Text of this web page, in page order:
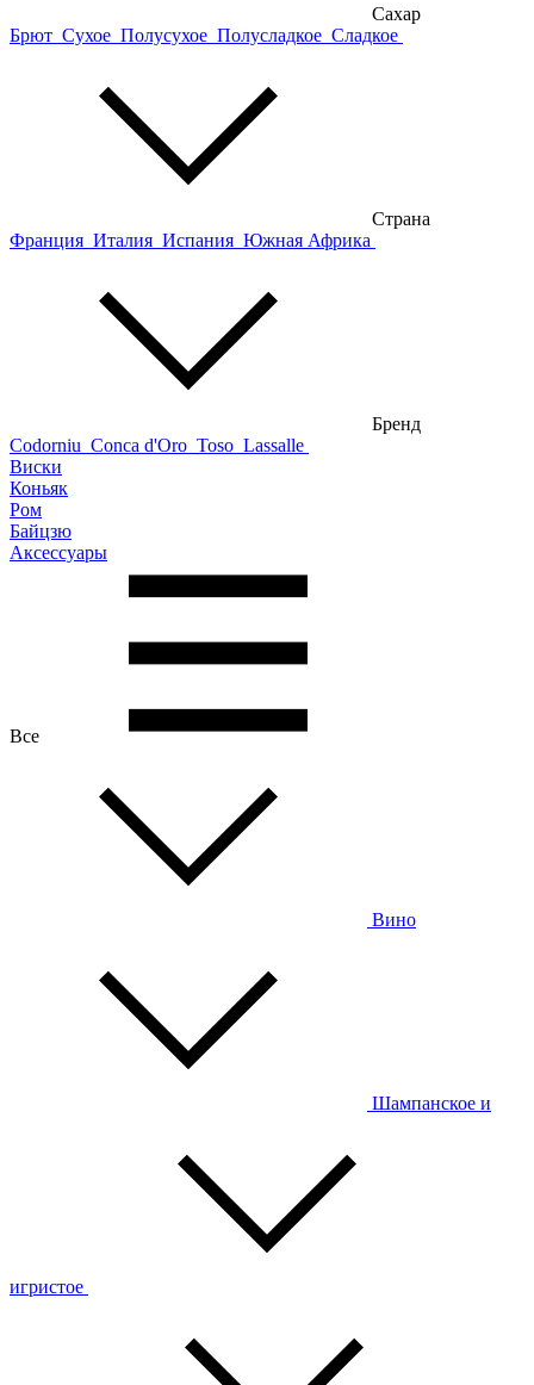
Сахар
Брют Сухое Полусухое Полусладкое Сладкое
Страна
Франция Италия Испания Южная Африка
Бренд
Codorniu Conca d'Oro Toso Lassalle
Виски
Коньяк
Ром
Байцзю
Аксессуары
Все
Вино
Шампанское и
игристое